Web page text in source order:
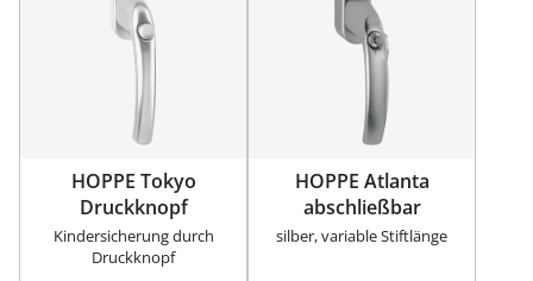
HOPPE Tokyo
Druckknopf
Kindersicherung durch
Druckknopf
HOPPE Atlanta
abschließbar
silber, variable Stiftlänge